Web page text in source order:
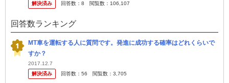
よね。
解決済み
回答数： 8 閲覧数： 106,107
回答数ランキング
MT車を運転する人に質問です。発進に成功する確率はどれくらいで
すか？
2017.12.7
解決済み
回答数： 56 閲覧数： 3,705